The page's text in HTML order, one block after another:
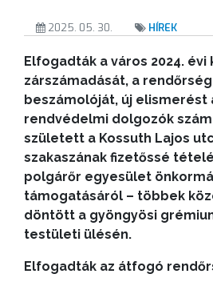
2025. 05. 30. HÍREK
Elfogadták a város 2024.
zárszámadását, a
beszámolóját, új
rendvédelmi dolgozók
született a Kossuth Lajos
szakaszának fizetőssé
polgárőr egyesület
támogatásáról – többek
döntött a gyöngyösi
testületi ülésén.
Elfogadták az átfogó